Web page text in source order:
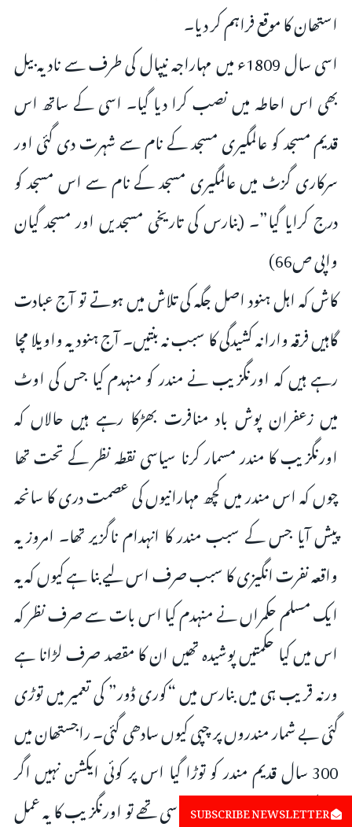
استھان کا موقع فراہم کر دیا۔
اسی سال 1809ء میں مہاراجہ نیپال کی طرف سے نادیہ بیل
بھی اس احاطہ میں نصب کرا دیا گیا۔ اسی کے ساتھ اس
قدیم مسجد کو عالمگیری مسجد کے نام سے شہرت دی گئی اور
سرکاری گزٹ میں عالمگیری مسجد کے نام سے اس مسجد کو
درج کرایا گیا”۔ (بنارس کی تاریخی مسجدیں اور مسجد گیان
واپی ص66)
کاش کہ اہل ہنود اصل جگہ کی تلاش میں ہوتے تو آج عبادت
گاہیں فرقہ وارانہ کشیدگی کا سبب نہ بنتیں۔ آج ہنود یہ واویلا مچا
رہے ہیں کہ اورنگزیب نے مندر کو منہدم کیا جس کی اوٹ
میں زعفران پوش باد منافرت بھڑکا رہے ہیں حالاں کہ
اورنگزیب کا مندر مسمار کرنا سیاسی نقطہ نظر کے تحت تھا
چوں کہ اس مندر میں کچھ مہارانیوں کی عصمت دری کا سانحہ
پیش آیا جس کے سبب مندر کا انہدام ناگزیر تھا۔ امروز یہ
واقعہ نفرت انگیزی کا سبب صرف اس لیے بنا ہے کیوں کہ یہ
ایک مسلم حکمراں نے منہدم کیا اس بات سے صرف نظر کہ
اس میں کیا حکمتیں پوشیدہ تھیں ان کا مقصد صرف لڑانا ہے
ورنہ قریب ہی میں بنارس میں “کوری ڈور” کی تعمیر میں توڑی
گئی بے شمار مندروں پر چپی کیوں سادھی گئی۔ راجستھان میں
300 سال قدیم مندر کو توڑا گیا اس پر کوئی ایکشن نہیں اگر
آپ کی نظر میں یہ اقدامات سیاسی تھے تو اورنگزیب کا یہ عمل
SUBSCRIBE NEWSLETTER